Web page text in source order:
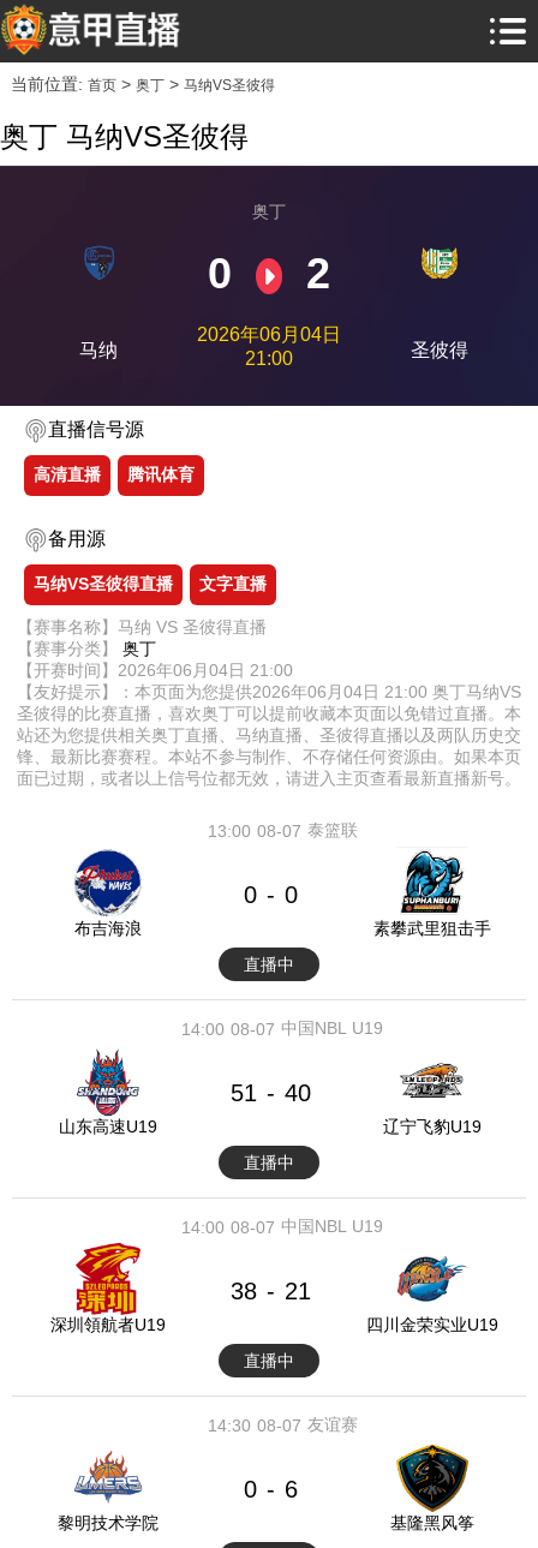
当前位置: 首页> 奥丁> 马纳VS圣彼得
奥丁 马纳VS圣彼得
马纳
奥丁
0 2
2026年06月04日
21:00
圣彼得
直播信号源
高清直播 腾讯体育
备用源
马纳VS圣彼得直播 文字直播
【赛事名称】马纳 VS 圣彼得直播
【赛事分类】 奥丁
【开赛时间】2026年06月04日 21:00
【友好提示】：本页面为您提供2026年06月04日 21:00 奥丁马纳VS
圣彼得的比赛直播，喜欢奥丁可以提前收藏本页面以免错过直播。本
站还为您提供相关奥丁直播、马纳直播、圣彼得直播以及两队历史交
锋、最新比赛赛程。本站不参与制作、不存储任何资源由。如果本页
面已过期，或者以上信号位都无效，请进入主页查看最新直播新号。
08-07
13:00 泰篮联
布吉海浪
0 - 0
素攀武里狙击手
直播中
08-07
14:00 中国NBL U19
山东高速U19
51 - 40
辽宁飞豹U19
直播中
08-07
14:00 中国NBL U19
深圳領航者U19
38 - 21
四川金荣实业U19
直播中
08-07
14:30 友谊赛
黎明技术学院
0 - 6
基隆黑风筝